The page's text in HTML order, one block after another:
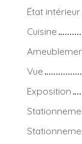
État intérieur
Cuisine
Vue
Exposition